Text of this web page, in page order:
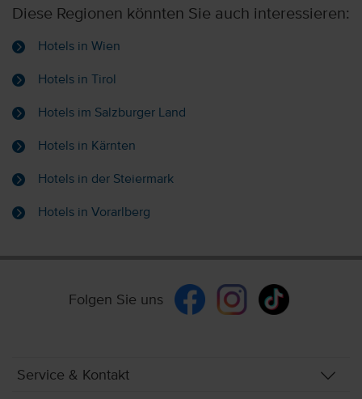
Diese Regionen könnten Sie auch interessieren:
Hotels in Wien
Hotels in Tirol
Hotels im Salzburger Land
Hotels in Kärnten
Hotels in der Steiermark
Hotels in Vorarlberg
Folgen Sie uns
Service & Kontakt